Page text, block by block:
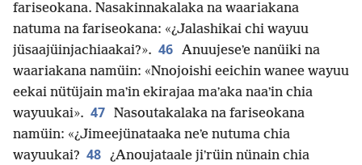
fariseokana. Nasakinnakalaka na waariakana
natuma na fariseokana: «¿Jalashikai chi wayuu
jüsaajüinjachiaakai?». 46 Anuujeseʼe nanüiki na
waariakana namüin: «Nnojoishi eeichin wanee wayuu
eekai nütüjain maʼin ekirajaa maʼaka naaʼin chia
wayuukai». 47 Nasoutakalaka na fariseokana
namüin: «¿Jimeejünataaka neʼe nutuma chia
wayuukai? 48 ¿Anoujataale jiʼrüin nünain chia